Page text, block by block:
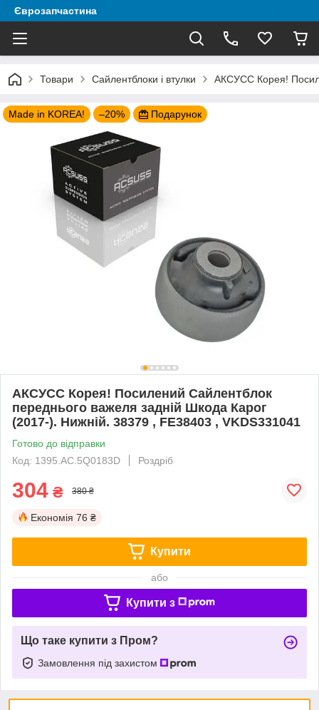
Єврозапчастина
Товари Сайлентблоки і втулки АКСУСС Корея!
Made in KOREA! –20% Подарунок
АКСУСС Корея! Посилений Сайлентблок
переднього важеля задній Шкода Карог
(2017-). Нижній. 38379 , FE38403 , VKDS331041
Готово до відправки
Код: 1395.AC.5Q0183D
Роздріб
304 ₴ 380 ₴
Економія 76 ₴
Купити
або
Купити з
Що таке купити з Пром?
Замовлення під захистом